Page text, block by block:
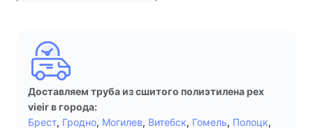
Доставляем труба из сшитого полиэтилена pex
vieir в города:
Брест, Гродно, Могилев, Витебск, Гомель, Полоцк,